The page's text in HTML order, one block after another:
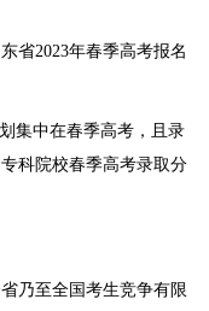
2023年春季高考报名
集中在春季高考，且录
科院校春季高考录取分
乃至全国考生竞争有限